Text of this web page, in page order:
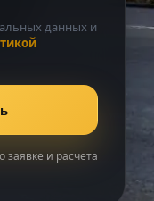
данных и
и расчета